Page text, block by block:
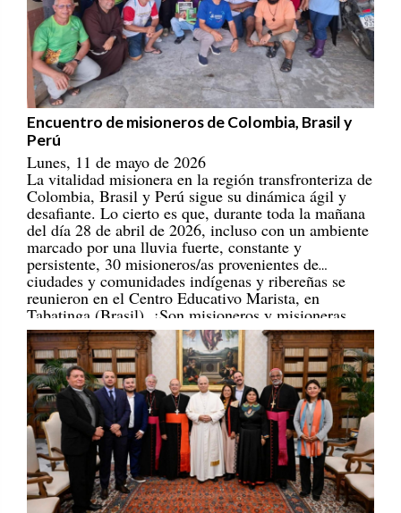
Encuentro de misioneros de Colombia, Brasil y
Perú
Lunes, 11 de mayo de 2026
La vitalidad misionera en la región transfronteriza de
Colombia, Brasil y Perú sigue su dinámica ágil y
desafiante. Lo cierto es que, durante toda la mañana
del día 28 de abril de 2026, incluso con un ambiente
marcado por una lluvia fuerte, constante y
persistente, 30 misioneros/as provenientes de
ciudades y comunidades indígenas y ribereñas se
reunieron en el Centro Educativo Marista, en
Tabatinga (Brasil). ¡Son misioneros y misioneras
portadores/as de esperanza! [REPAM]